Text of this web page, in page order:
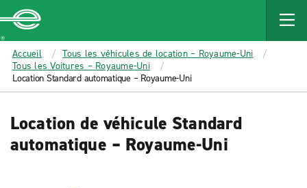
MAIN
CONTENT
Enterprise
Accueil
Tous les véhicules de location – Royaume-Uni
Tous les Voitures – Royaume-Uni
Location Standard automatique – Royaume-Uni
Location de véhicule Standard
automatique – Royaume-Uni